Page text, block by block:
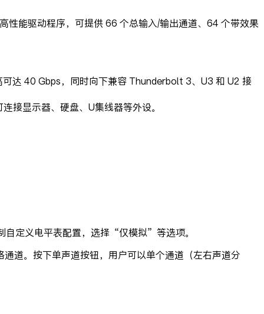
能驱动程序，可提供 66 个总输入/输出通道、64 个带效果
达 40 Gbps，同时向下兼容 Thunderbolt 3、U3 和 U2 接
接显示器、硬盘、U集线器等外设。
自定义电平表配置，选择“仅模拟”等选项。
道。按下单声道按钮，用户可以单个通道（左右声道分